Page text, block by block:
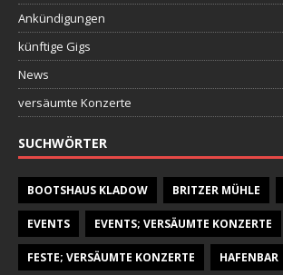
Ankündigungen
künftige Gigs
News
versäumte Konzerte
SUCHWÖRTER
BOOTSHAUS KLADOW BRITZER MÜHLE
EVENTS EVENTS; VERSÄUMTE KONZERTE
FESTE; VERSÄUMTE KONZERTE HAFENBAR